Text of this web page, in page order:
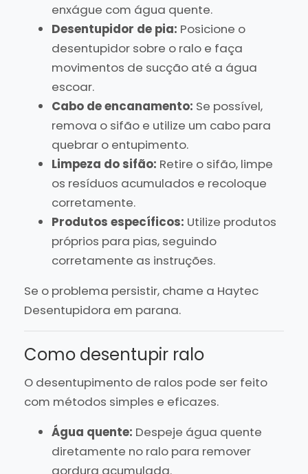
enxágue com água quente.
Desentupidor de pia: Posicione o
desentupidor sobre o ralo e faça
movimentos de sucção até a água
escoar.
Cabo de encanamento: Se possível,
remova o sifão e utilize um cabo para
quebrar o entupimento.
Limpeza do sifão: Retire o sifão, limpe
os resíduos acumulados e recoloque
corretamente.
Produtos específicos: Utilize produtos
próprios para pias, seguindo
corretamente as instruções.
Se o problema persistir, chame a Haytec
Desentupidora em parana.
Como desentupir ralo
O desentupimento de ralos pode ser feito
com métodos simples e eficazes.
Água quente: Despeje água quente
diretamente no ralo para remover